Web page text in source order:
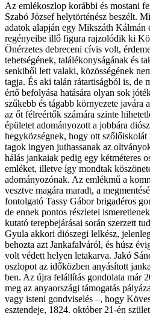
Az emlékoszlop korábbi és mostani
Szabó József helytörténész beszélt.
adatok alapján egy Mikszáth Kálmán
regényeibe illő figura rajzolódik ki
Önérzetes debreceni cívis volt,
tehetségének, találékonyságának és
senkiből lett valaki, közösségének
tagja. És aki talán rátartiságból is, de
értő befolyása hatására olyan sok
szűkebb és tágabb környezete javára
az őt félreértők számára szinte
épületet adományozott a jobbára
hegyközségnek, hogy ott szőlőiskolát
tagok ingyen juthassanak az
hálás jankaiak pedig egy kétméteres
emléket, illetve így mondtak
adományozónak. Az emlékmű a
vesztve magára maradt, a
fontolgató Tassy Gábor brigadéros
de ennek pontos részletei
kutató terepbejárásai során szerzett
Gyula akkori diószegi lelkész,
behozta azt Jankafalváról, és húsz
volt védett helyen letakarva. Jakó
oszlopot az időközben anyásított
ben. Az újra felállítás gondolata már
meg az anyaországi támogatás
vagy isteni gondviselés –, hogy
esztendeje, 1824. október 21-én